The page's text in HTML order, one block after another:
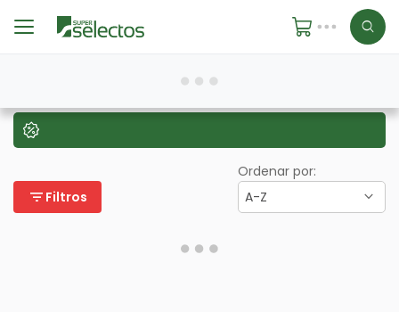
filter_list Filtros
Ordenar por:
A-Z